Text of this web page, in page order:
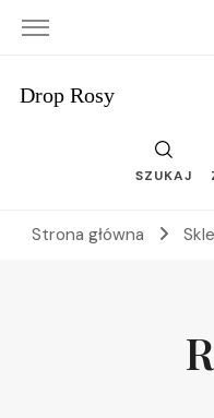
Drop Rosy
SZUKAJ
Strona główna